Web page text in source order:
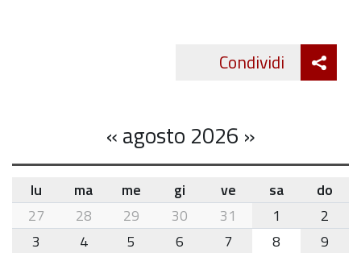
Condividi
«agosto 2026 »
month-
8
lu ma me gi ve sa
do
27
28 29 30 31 1
2
3
4 5 6 7 8
9